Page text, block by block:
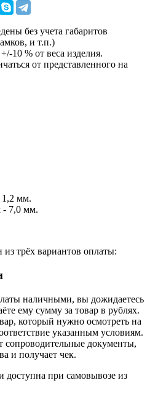
без учета габаритов
и т.п.)
10 % от веса изделия.
от представленного на
1,2 мм.
- 7,0 мм.
трёх вариантов оплаты:
наличными, вы дожидаетесь
ему сумму за товар в рублях.
который нужно осмотреть на
указанным условиям.
сопроводительные документы,
и получает чек.
при самовывозе из